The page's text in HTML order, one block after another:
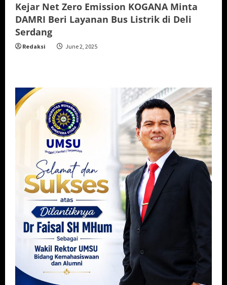
Kejar Net Zero Emission KOGANA Minta
DAMRI Beri Layanan Bus Listrik di Deli
Serdang
Redaksi June 2, 2025